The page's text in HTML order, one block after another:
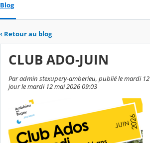
Blog
‹ Retour au blog
CLUB ADO-JUIN
Par admin stexupery-amberieu, publié le mardi
jour le mardi 12 mai 2026 09:03